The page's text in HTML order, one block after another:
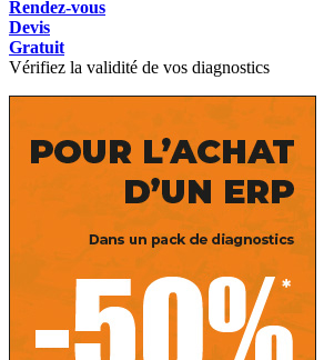
Rendez-vous
Devis
Gratuit
Vérifiez la validité de vos diagnostics